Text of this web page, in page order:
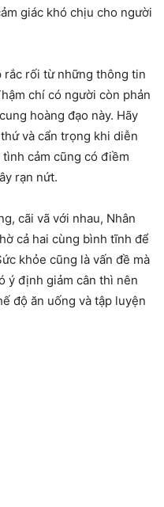
giác khó chịu cho người
rắc rối từ những thông tin
chí có người còn phản
hoàng đạo này. Hãy
và cẩn trọng khi diễn
cảm cũng có điềm
rạn nứt.
cãi vã với nhau, Nhân
cả hai cùng bình tĩnh để
khỏe cũng là vấn đề mà
ý định giảm cân thì nên
độ ăn uống và tập luyện